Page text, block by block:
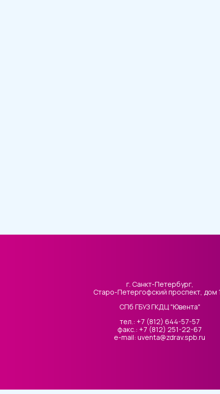
г. Санкт-Петербург,
Старо-Петергофский проспект, дом
СПб ГБУЗ ГКДЦ "Ювента"
тел.: +7 (812) 644-57-57
факс.: +7 (812) 251-22-67
e-mail: uventa@zdrav.spb.ru